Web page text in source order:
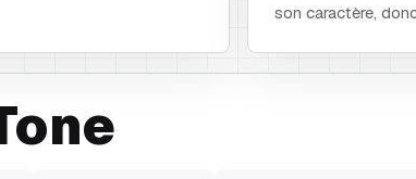
son caractère,